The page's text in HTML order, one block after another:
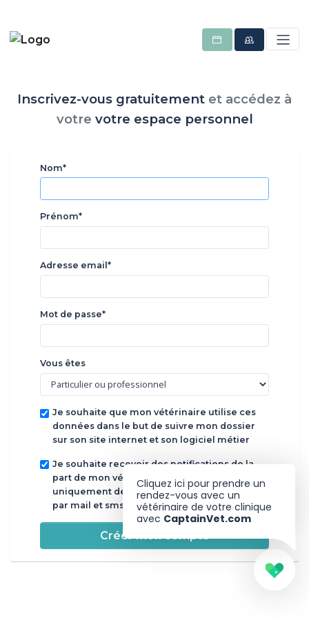
Inscrivez-vous gratuitement et accédez à
votre votre espace personnel
Nom*
Prénom*
Adresse email*
Mot de passe*
Vous êtes
Je souhaite que mon vétérinaire utilise ces
données dans le but de suivre mon dossier
sur son site internet et son logiciel métier
Je souhaite recevoir des notifications de la
part de mon vétérinaire dans un but
uniquement de suivi de soins de mon animal
par mail et sms
Créer mon compte
Cliquez ici pour prendre un
rendez-vous avec un
vétérinaire de votre clinique
avec CaptainVet.com